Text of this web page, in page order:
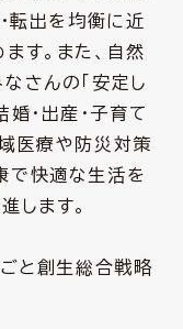
転出を均衡に近
す。また、自然
さんの「安定し
・出産・子育て
医療や防災対策
で快適な生活を
します。
と創生総合戦略